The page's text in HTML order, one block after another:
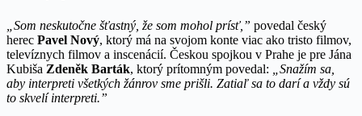
„Som neskutočne šťastný, že som mohol prísť,” povedal český
herec Pavel Nový, ktorý má na svojom konte viac ako tristo filmov,
televíznych filmov a inscenácií. Českou spojkou v Prahe je pre Jána
Kubiša Zdeněk Barták, ktorý prítomným povedal: „Snažím sa,
aby interpreti všetkých žánrov sme prišli. Zatiaľ sa to darí a vždy sú
to skvelí interpreti.”